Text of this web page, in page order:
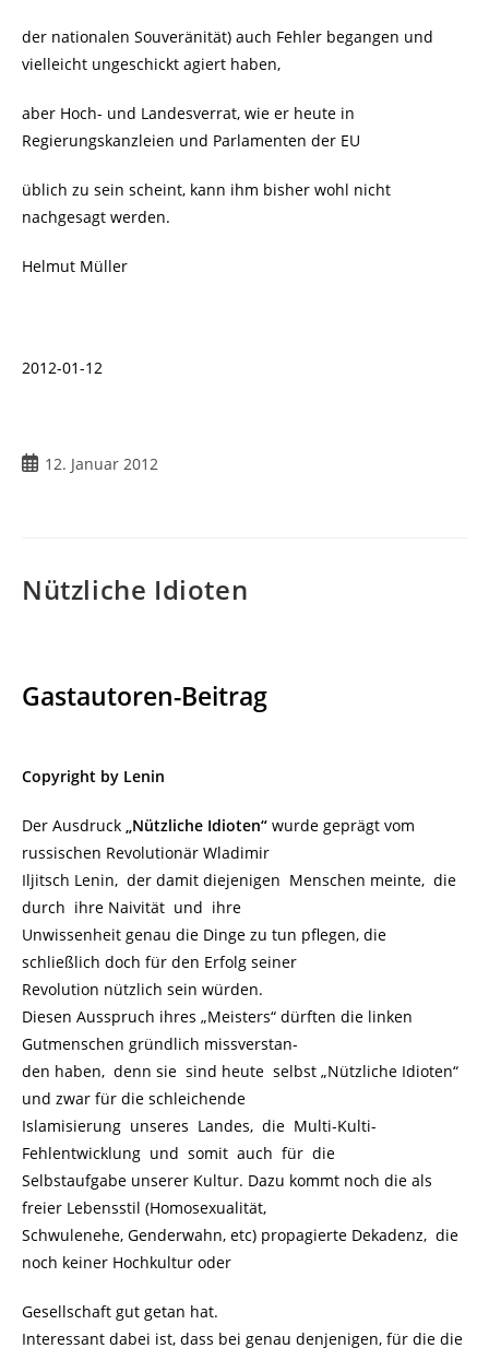
der nationalen Souveränität) auch Fehler begangen und
vielleicht ungeschickt agiert haben,
aber Hoch- und Landesverrat, wie er heute in
Regierungskanzleien und Parlamenten der EU
üblich zu sein scheint, kann ihm bisher wohl nicht
nachgesagt werden.
Helmut Müller
2012-01-12
Beitrag12. Januar 2012
Nützliche Idioten
Gastautoren-Beitrag
Copyright by Lenin
Der Ausdruck „Nützliche Idioten“ wurde geprägt vom
russischen Revolutionär Wladimir
Iljitsch Lenin, der damit diejenigen Menschen meinte, die
durch ihre Naivität und ihre
Unwissenheit genau die Dinge zu tun pflegen, die
schließlich doch für den Erfolg seiner
Revolution nützlich sein würden.
Diesen Ausspruch ihres „Meisters“ dürften die linken
Gutmenschen gründlich missverstan-
den haben, denn sie sind heute selbst „Nützliche Idioten“
und zwar für die schleichende
Islamisierung unseres Landes, die Multi-Kulti-
Fehlentwicklung und somit auch für die
Selbstaufgabe unserer Kultur. Dazu kommt noch die als
freier Lebensstil (Homosexualität,
Schwulenehe, Genderwahn, etc) propagierte Dekadenz, die
noch keiner Hochkultur oder
Gesellschaft gut getan hat.
Interessant dabei ist, dass bei genau denjenigen, für die die